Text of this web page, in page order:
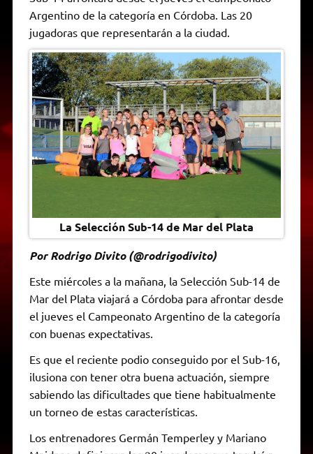
p
p
r
a
m
r
o
o
k
g
e
r
n
k
F
r
i
n
d
l
y
Argentino de la categoría en Córdoba. Las 20
jugadoras que representarán a la ciudad.
La Selección Sub-14 de Mar del Plata
Por Rodrigo Divito (@rodrigodivito)
Este miércoles a la mañana, la Selección Sub-14 de
Mar del Plata viajará a Córdoba para afrontar desde
el jueves el Campeonato Argentino de la categoría
con buenas expectativas.
Es que el reciente podio conseguido por el Sub-16,
ilusiona con tener otra buena actuación, siempre
sabiendo las dificultades que tiene habitualmente
un torneo de estas características.
Los entrenadores Germán Temperley y Mariano